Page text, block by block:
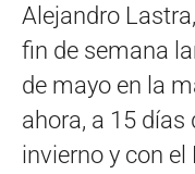
Alejandro
fin de semana
de mayo en la
ahora, a 15 días
invierno y con el